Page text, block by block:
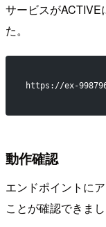
サービスがACTIVE
た。
https://ex-
動作確認
エンドポイントに
ことが確認できまし